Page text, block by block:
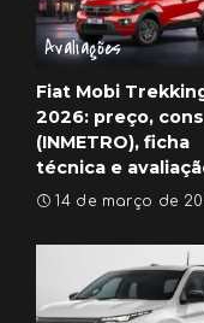
Avaliações
Fiat Mobi
2026: preço,
(INMETRO), ficha
técnica e
14 de março de